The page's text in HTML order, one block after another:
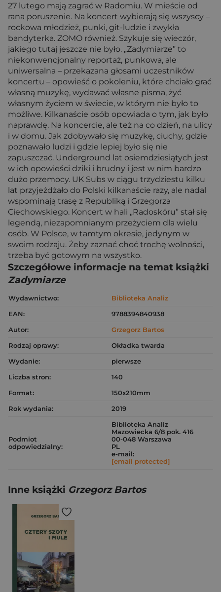
27 lutego mają zagrać w Radomiu. W mieście od
rana poruszenie. Na koncert wybierają się wszyscy –
rockowa młodzież, punki, git-ludzie i zwykła
bandyterka. ZOMO również. Szykuje się wieczór,
jakiego tutaj jeszcze nie było. „Zadymiarze” to
niekonwencjonalny reportaż, punkowa, ale
uniwersalna – przekazana głosami uczestników
koncertu – opowieść o pokoleniu, które chciało grać
własną muzykę, wydawać własne pisma, żyć
własnym życiem w świecie, w którym nie było to
możliwe. Kilkanaście osób opowiada o tym, jak było
naprawdę. Na koncercie, ale też na co dzień, na ulicy
i w domu. Jak zdobywało się muzykę, ciuchy, gdzie
poznawało ludzi i gdzie lepiej było się nie
zapuszczać. Underground lat osiemdziesiątych jest
w ich opowieści dziki i brudny i jest w nim bardzo
dużo przemocy. UK Subs w ciągu trzydziestu kilku
lat przyjeżdżało do Polski kilkanaście razy, ale nadal
wspominają trasę z Republiką i Grzegorza
Ciechowskiego. Koncert w hali „Radoskóru” stał się
legendą, niezapomnianym przeżyciem dla wielu
osób. W Polsce, w tamtym okresie, jedynym w
swoim rodzaju. Żeby zaznać choć trochę wolności,
trzeba być gotowym na wszystko.
Szczegółowe informacje na temat książki
Zadymiarze
Wydawnictwo:
Biblioteka Analiz
EAN:
9788394840938
Autor:
Grzegorz Bartos
Rodzaj oprawy:
Okładka twarda
Wydanie:
pierwsze
Liczba stron:
140
Format:
150x210mm
Rok wydania:
2019
Podmiot
odpowiedzialny:
Biblioteka Analiz
Mazowiecka 6/8 pok. 416
00-048 Warszawa
PL
e-mail:
[email protected]
Inne książki Grzegorz Bartos